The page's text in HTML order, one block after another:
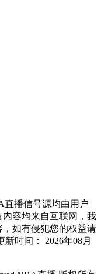
直播信号源均由用户
容均来自互联网，我
如有侵犯您的权益请
时间： 2026年08月